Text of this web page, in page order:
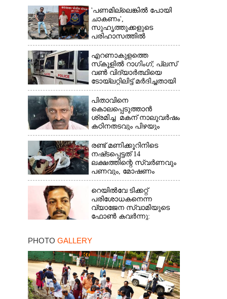
'പണമില്ലെങ്കിൽ പോയി
ചാകണം',
സുഹൃത്തുക്കളുടെ
പരിഹാസത്തിൽ
വ്യവസായിയുടെ
ആത്മഹത്യ, മൂന്ന് പേർ
അറസ്റ്റിൽ
എറണാകുളത്തെ
സ്‌കൂളിൽ റാഗിംഗ്; പ്ലസ്
വൺ വിദ്യാർത്ഥിയെ
ടോയ്‌ലറ്റിലിട്ട് മർദിച്ചതായി
പരാതി
പിതാവിനെ
കൊലപ്പെടുത്താൻ
ശ്രമിച്ച മകന് നാലുവർഷം
കഠിനതടവും പിഴയും
രണ്ട് മണിക്കൂറിനിടെ
നഷ്‌ടപ്പെട്ടത് 14
ലക്ഷത്തിന്റെ സ്വർണവും
പണവും, മോഷണം
അടച്ചിട്ട വീട്ടിൽ
റെയിൽവേ ടിക്കറ്റ്
പരിശോധകനെന്ന
വ്യാജേന സ്വാമിയുടെ
ഫോൺ കവർന്നു:
പ്രതിയായ തട്ടിപ്പുവീരൻ
PHOTO GALLERY